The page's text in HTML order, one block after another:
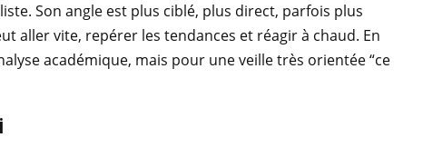
Son angle est plus ciblé, plus direct, parfois plus
aller vite, repérer les tendances et réagir à chaud. En
académique, mais pour une veille très orientée “ce